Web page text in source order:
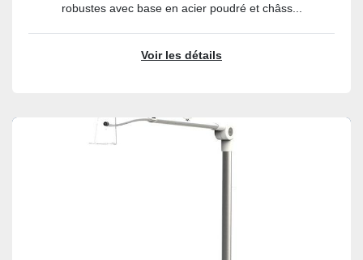
robustes avec base en acier poudré et châss...
Voir les détails